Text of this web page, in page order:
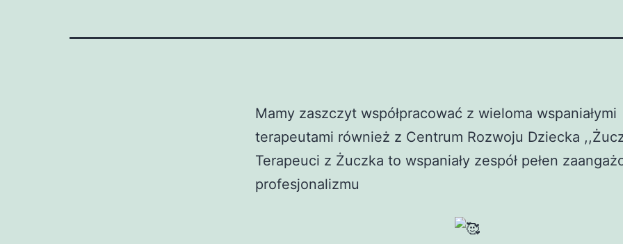
Mamy zaszczyt współpracować z wieloma wspaniałymi
terapeutami również z Centrum Rozwoju Dziecka
Terapeuci z Żuczka to wspaniały zespół pełen
profesjonalizmu